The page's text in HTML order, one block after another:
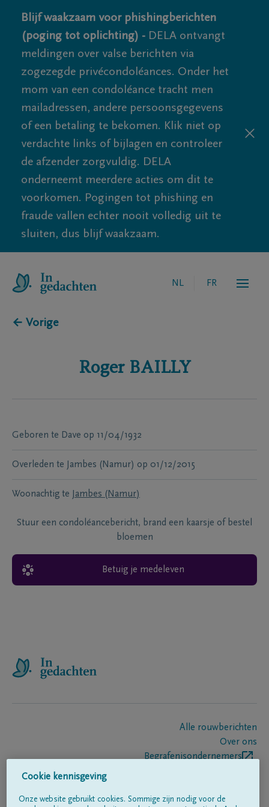
Blijf waakzaam voor phishingberichten
(poging tot oplichting) - DELA ontvangt
meldingen over valse berichten via
zogezegde privécondoléances. Onder het
mom van een condoléance tracht men
mailadressen, andere persoonsgegevens
of een betaling te bekomen. Klik niet op
verdachte links of bijlagen en controleer
de afzender zorgvuldig. DELA
onderneemt meerdere acties om dit te
voorkomen. Pogingen tot phishing en
fraude vallen echter nooit volledig uit te
sluiten, dus blijf waakzaam.
NL FR
← Vorige
Roger BAILLY
Geboren te Dave op 11/04/1932
Overleden te Jambes (Namur) op 01/12/2015
Woonachtig te Jambes (Namur)
Stuur een condoléancebericht, brand een kaarsje of bestel
bloemen
Betuig je medeleven
Alle rouwberichten
Over ons
Begrafenisondernemers
Cookie kennisgeving
Onze website gebruikt cookies. Sommige zijn nodig voor de